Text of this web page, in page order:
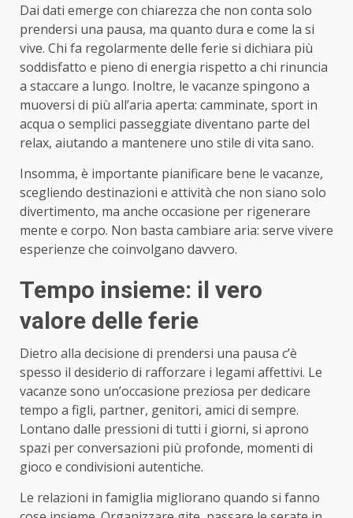
Dai dati emerge con chiarezza che non conta solo
prendersi una pausa, ma quanto dura e come la si
vive. Chi fa regolarmente delle ferie si dichiara più
soddisfatto e pieno di energia rispetto a chi rinuncia
a staccare a lungo. Inoltre, le vacanze spingono a
muoversi di più all’aria aperta: camminate, sport in
acqua o semplici passeggiate diventano parte del
relax, aiutando a mantenere uno stile di vita sano.
Insomma, è importante pianificare bene le vacanze,
scegliendo destinazioni e attività che non siano solo
divertimento, ma anche occasione per rigenerare
mente e corpo. Non basta cambiare aria: serve vivere
esperienze che coinvolgano davvero.
Tempo insieme: il vero
valore delle ferie
Dietro alla decisione di prendersi una pausa c’è
spesso il desiderio di rafforzare i legami affettivi. Le
vacanze sono un’occasione preziosa per dedicare
tempo a figli, partner, genitori, amici di sempre.
Lontano dalle pressioni di tutti i giorni, si aprono
spazi per conversazioni più profonde, momenti di
gioco e condivisioni autentiche.
Le relazioni in famiglia migliorano quando si fanno